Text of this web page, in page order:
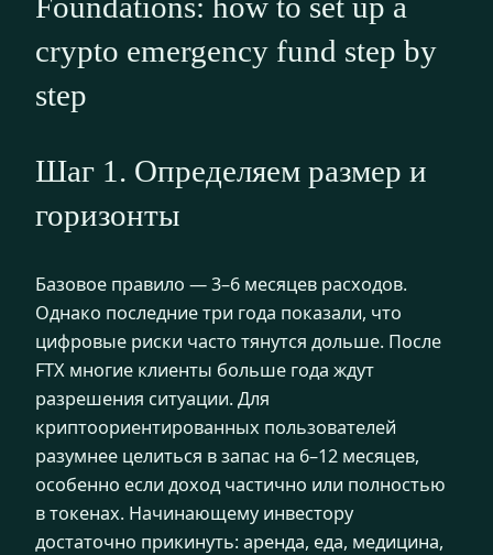
crypto emergency fund step by
step
Шаг 1. Определяем размер и
горизонты
Базовое правило — 3–6 месяцев расходов.
Однако последние три года показали, что
цифровые риски часто тянутся дольше. После
FTX многие клиенты больше года ждут
разрешения ситуации. Для
криптоориентированных пользователей
разумнее целиться в запас на 6–12 месяцев,
особенно если доход частично или полностью
в токенах. Начинающему инвестору
достаточно прикинуть: аренда, еда, медицина,